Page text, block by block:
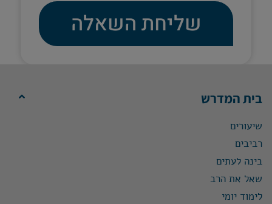
שליחת השאלה
בית המדרש
שיעורים
רביבים
בינה לעתים
שאל את הרב
לימוד יומי